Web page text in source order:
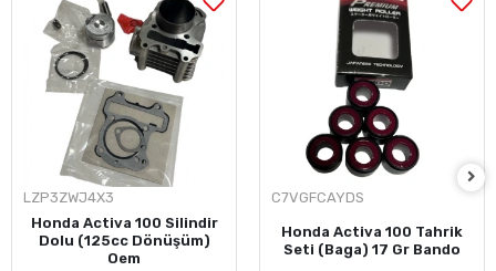
LZP3ZWJ4X3
Honda Activa 100 Silindir
Dolu (125cc Dönüşüm)
Oem
C7VGFCAYDS
Honda Activa 100 Tahrik
Seti (Baga) 17 Gr Bando